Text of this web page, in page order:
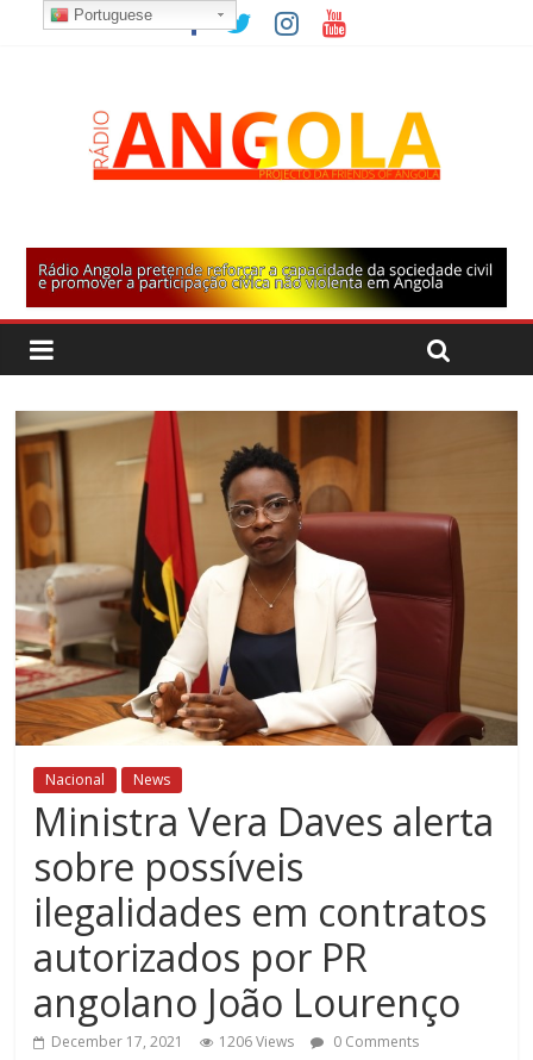
Nacional News
Ministra Vera Daves alerta
sobre possíveis
ilegalidades em contratos
autorizados por PR
angolano João Lourenço
December 17, 2021 1206 Views 0 Comments
Portuguese